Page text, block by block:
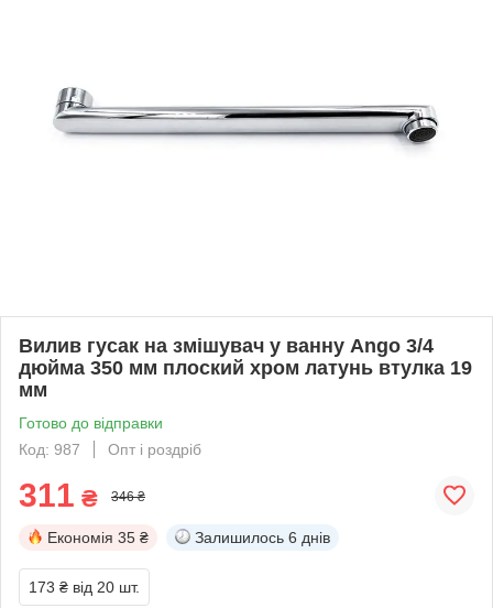
Вилив гусак на змішувач у ванну Ango 3/4
дюйма 350 мм плоский хром латунь втулка 19
мм
Готово до відправки
Код: 987
Опт і роздріб
311 ₴ 346 ₴
Економія 35 ₴ Залишилось 6 днів
173 ₴ від 20 шт.